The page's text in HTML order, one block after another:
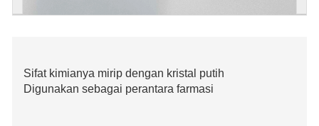
Sifat kimianya mirip dengan kristal putih
Digunakan sebagai perantara farmasi